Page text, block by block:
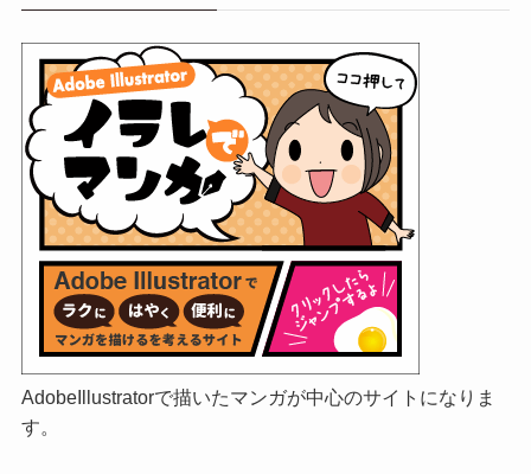
AdobeIllustratorで描いたマンガが中心のサイトになりま
す。